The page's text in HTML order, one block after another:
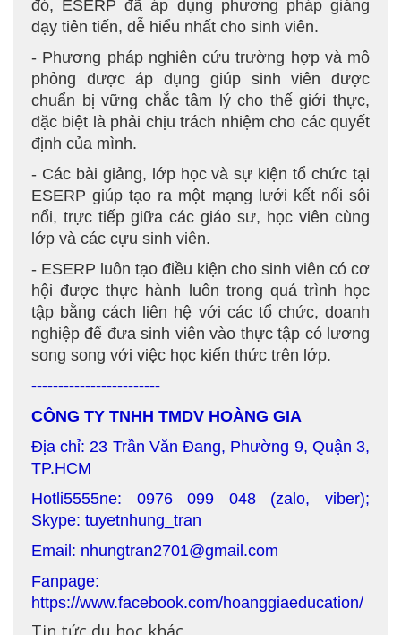
đó, ESERP đã áp dụng phương pháp giảng
dạy tiên tiến, dễ hiểu nhất cho sinh viên.
- Phương pháp nghiên cứu trường hợp và mô
phỏng được áp dụng giúp sinh viên được
chuẩn bị vững chắc tâm lý cho thế giới thực,
đặc biệt là phải chịu trách nhiệm cho các quyết
định của mình.
- Các bài giảng, lớp học và sự kiện tổ chức tại
ESERP giúp tạo ra một mạng lưới kết nối sôi
nổi, trực tiếp giữa các giáo sư, học viên cùng
lớp và các cựu sinh viên.
- ESERP luôn tạo điều kiện cho sinh viên có cơ
hội được thực hành luôn trong quá trình học
tập bằng cách liên hệ với các tổ chức, doanh
nghiệp để đưa sinh viên vào thực tập có lương
song song với việc học kiến thức trên lớp.
------------------------
CÔNG TY TNHH TMDV HOÀNG GIA
Địa chỉ: 23 Trần Văn Đang, Phường 9, Quận 3,
TP.HCM
Hotli5555ne: 0976 099 048 (zalo, viber);
Skype: tuyetnhung_tran
Email: nhungtran2701@gmail.com
Fanpage:
https://www.facebook.com/hoanggiaeducation/
Tin tức du học khác